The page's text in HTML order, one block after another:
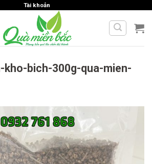
Tài khoản
kho-bich-300g-qua-mien-